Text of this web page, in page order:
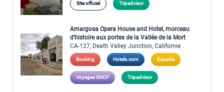
Site officiel Tripadvisor
Amargosa Opera House and Hotel, morceau
d’histoire aux portes de la Vallée de la Mort
CA-127, Death Valley Junction, Californie
Booking Hotels.com Expedia
Voyages SNCF Tripadvisor